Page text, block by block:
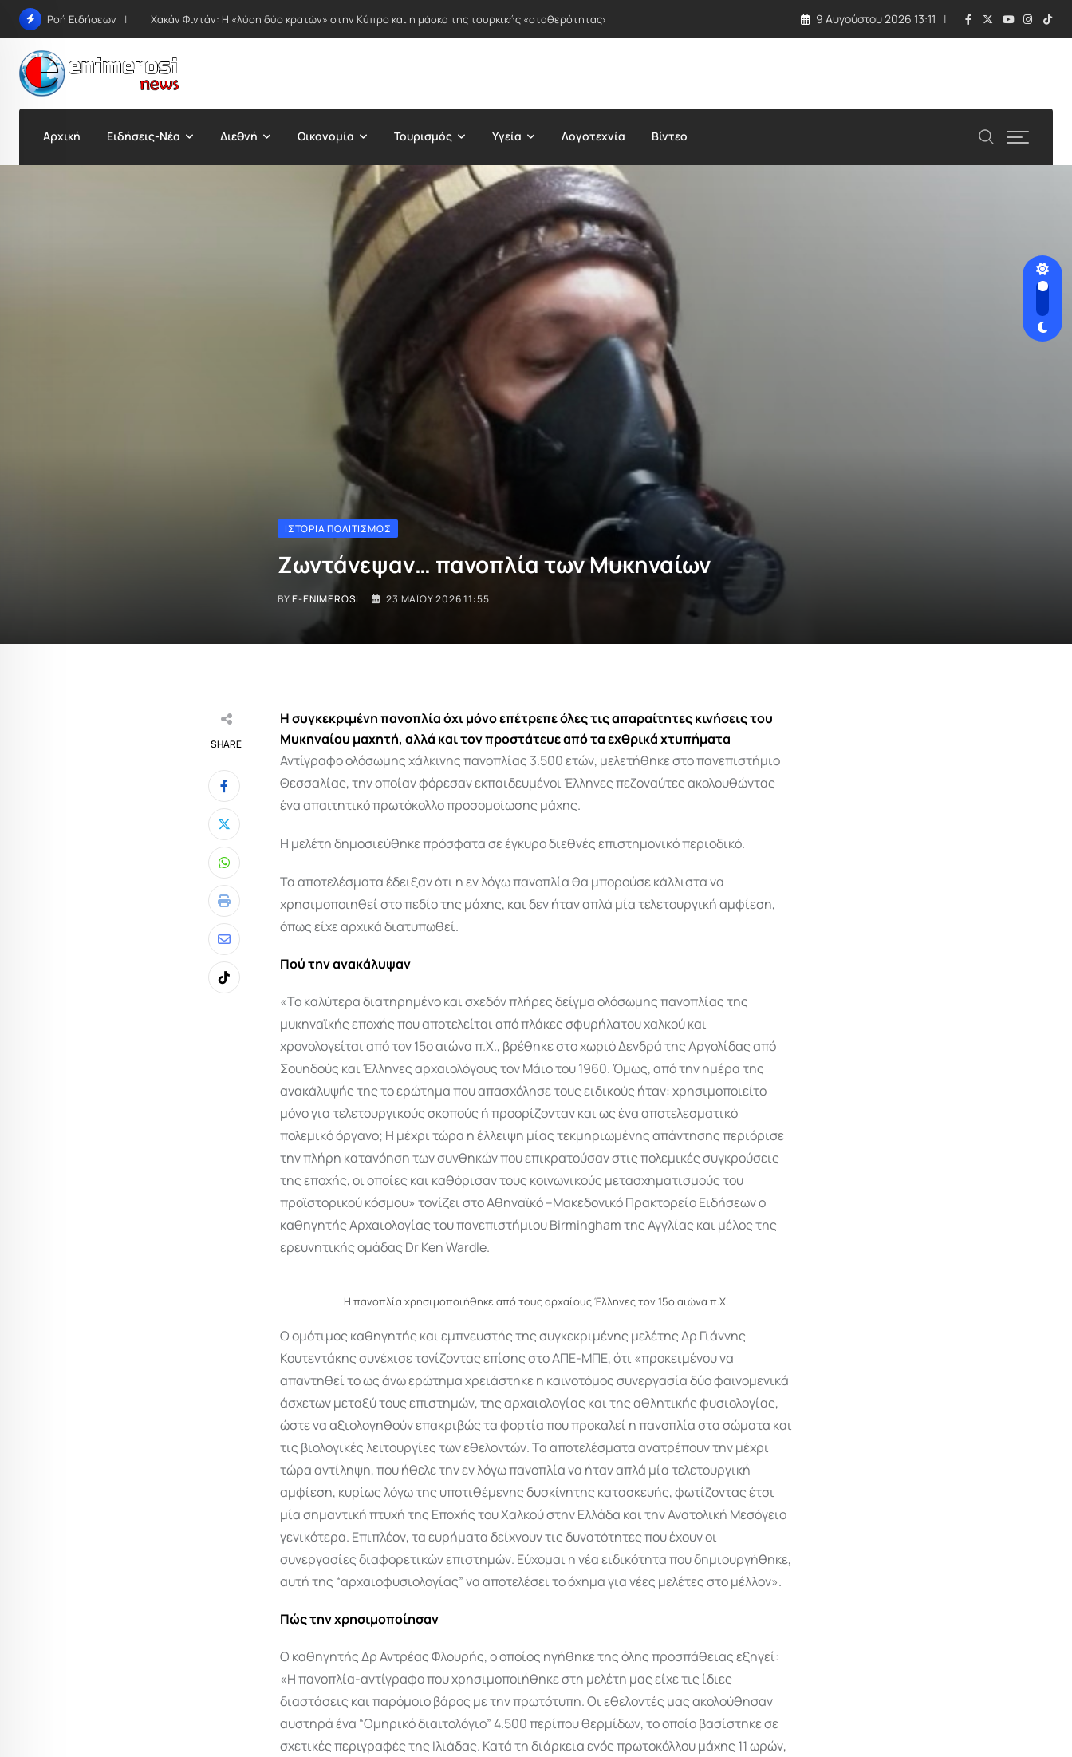
Skip
content
Ροή Ειδήσεων Χακάν Φιντάν: Η «λύση δύο κρατών» στην Κύπρο και η μάσκα της τουρκικής «σταθερότητας» 9 Αυγούστου 2026 13:11
Αρχική Ειδήσεις-Νέα Διεθνή Οικονομία Τουρισμός Υγεία Λογοτεχνία Βίντεο
ΙΣΤΟΡΊΑ ΠΟΛΙΤΙΣΜΌΣ
Ζωντάνεψαν… πανοπλία των Μυκηναίων
BYE-ENIMEROSI 23 ΜΑΪ́ΟΥ 2026 11:55
SHARE
Whatsapp
Print
Share
via
Email
Tiktok
Η συγκεκριμένη πανοπλία όχι μόνο επέτρεπε όλες τις απαραίτητες κινήσεις του
Μυκηναίου μαχητή, αλλά και τον προστάτευε από τα εχθρικά χτυπήματα
Αντίγραφο ολόσωμης χάλκινης πανοπλίας 3.500 ετών, μελετήθηκε στο πανεπιστήμιο
Θεσσαλίας, την οποίαν φόρεσαν εκπαιδευμένοι Έλληνες πεζοναύτες ακολουθώντας
ένα απαιτητικό πρωτόκολλο προσομοίωσης μάχης.
Η μελέτη δημοσιεύθηκε πρόσφατα σε έγκυρο διεθνές επιστημονικό περιοδικό.
Τα αποτελέσματα έδειξαν ότι η εν λόγω πανοπλία θα μπορούσε κάλλιστα να
χρησιμοποιηθεί στο πεδίο της μάχης, και δεν ήταν απλά μία τελετουργική αμφίεση,
όπως είχε αρχικά διατυπωθεί.
Πού την ανακάλυψαν
«Το καλύτερα διατηρημένο και σχεδόν πλήρες δείγμα ολόσωμης πανοπλίας της
μυκηναϊκής εποχής που αποτελείται από πλάκες σφυρήλατου χαλκού και
χρονολογείται από τον 15ο αιώνα π.Χ., βρέθηκε στο χωριό Δενδρά της Αργολίδας από
Σουηδούς και Έλληνες αρχαιολόγους τον Μάιο του 1960. Όμως, από την ημέρα της
ανακάλυψής της το ερώτημα που απασχόλησε τους ειδικούς ήταν: χρησιμοποιείτο
μόνο για τελετουργικούς σκοπούς ή προορίζονταν και ως ένα αποτελεσματικό
πολεμικό όργανο; Η μέχρι τώρα η έλλειψη μίας τεκμηριωμένης απάντησης περιόρισε
την πλήρη κατανόηση των συνθηκών που επικρατούσαν στις πολεμικές συγκρούσεις
της εποχής, οι οποίες και καθόρισαν τους κοινωνικούς μετασχηματισμούς του
προϊστορικού κόσμου» τονίζει στο Αθηναϊκό –Μακεδονικό Πρακτορείο Ειδήσεων ο
καθηγητής Αρχαιολογίας του πανεπιστήμιου Birmingham της Αγγλίας και μέλος της
ερευνητικής ομάδας Dr Ken Wardle.
Η πανοπλία χρησιμοποιήθηκε από τους αρχαίους Έλληνες τον 15ο αιώνα π.Χ.
Ο ομότιμος καθηγητής και εμπνευστής της συγκεκριμένης μελέτης Δρ Γιάννης
Κουτεντάκης συνέχισε τονίζοντας επίσης στο ΑΠΕ-ΜΠΕ, ότι «προκειμένου να
απαντηθεί το ως άνω ερώτημα χρειάστηκε η καινοτόμος συνεργασία δύο φαινομενικά
άσχετων μεταξύ τους επιστημών, της αρχαιολογίας και της αθλητικής φυσιολογίας,
ώστε να αξιολογηθούν επακριβώς τα φορτία που προκαλεί η πανοπλία στα σώματα και
τις βιολογικές λειτουργίες των εθελοντών. Τα αποτελέσματα ανατρέπουν την μέχρι
τώρα αντίληψη, που ήθελε την εν λόγω πανοπλία να ήταν απλά μία τελετουργική
αμφίεση, κυρίως λόγω της υποτιθέμενης δυσκίνητης κατασκευής, φωτίζοντας έτσι
μία σημαντική πτυχή της Εποχής του Χαλκού στην Ελλάδα και την Ανατολική Μεσόγειο
γενικότερα. Επιπλέον, τα ευρήματα δείχνουν τις δυνατότητες που έχουν οι
συνεργασίες διαφορετικών επιστημών. Εύχομαι η νέα ειδικότητα που δημιουργήθηκε,
αυτή της “αρχαιοφυσιολογίας” να αποτελέσει το όχημα για νέες μελέτες στο μέλλον».
Πώς την χρησιμοποίησαν
Ο καθηγητής Δρ Αντρέας Φλουρής, ο οποίος ηγήθηκε της όλης προσπάθειας εξηγεί:
«Η πανοπλία-αντίγραφο που χρησιμοποιήθηκε στη μελέτη μας είχε τις ίδιες
διαστάσεις και παρόμοιο βάρος με την πρωτότυπη. Οι εθελοντές μας ακολούθησαν
αυστηρά ένα “Ομηρικό διαιτολόγιο” 4.500 περίπου θερμίδων, το οποίο βασίστηκε σε
σχετικές περιγραφές της Ιλιάδας. Κατά τη διάρκεια ενός πρωτοκόλλου μάχης 11 ωρών,